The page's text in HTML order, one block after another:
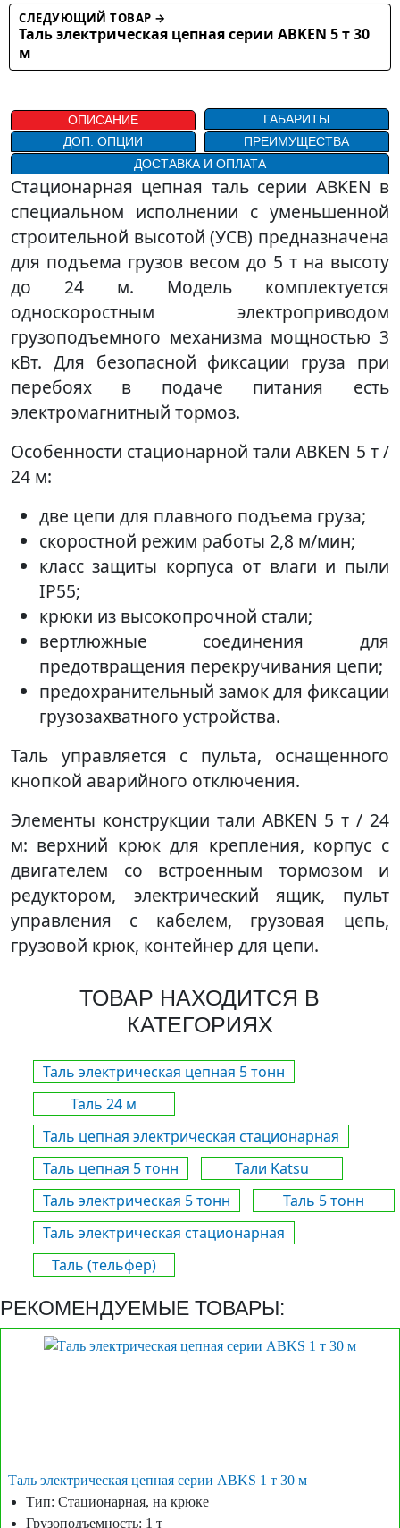
СЛЕДУЮЩИЙ ТОВАР →
Таль электрическая цепная серии ABKEN 5 т 30
м
ОПИСАНИЕ
ГАБАРИТЫ
ДОП. ОПЦИИ
ПРЕИМУЩЕСТВА
ДОСТАВКА И ОПЛАТА
Стационарная цепная таль серии ABKEN в
специальном исполнении с уменьшенной
строительной высотой (УСВ) предназначена
для подъема грузов весом до 5 т на высоту
до 24 м. Модель комплектуется
односкоростным электроприводом
грузоподъемного механизма мощностью 3
кВт. Для безопасной фиксации груза при
перебоях в подаче питания есть
электромагнитный тормоз.
Особенности стационарной тали ABKEN 5 т /
24 м:
две цепи для плавного подъема груза;
скоростной режим работы 2,8 м/мин;
класс защиты корпуса от влаги и пыли
IP55;
крюки из высокопрочной стали;
вертлюжные соединения для
предотвращения перекручивания цепи;
предохранительный замок для фиксации
грузозахватного устройства.
Таль управляется с пульта, оснащенного
кнопкой аварийного отключения.
Элементы конструкции тали ABKEN 5 т / 24
м: верхний крюк для крепления, корпус с
двигателем со встроенным тормозом и
редуктором, электрический ящик, пульт
управления с кабелем, грузовая цепь,
грузовой крюк, контейнер для цепи.
ТОВАР НАХОДИТСЯ В
КАТЕГОРИЯХ
Таль электрическая цепная 5 тонн
Таль 24 м
Таль цепная электрическая стационарная
Таль цепная 5 тонн
Тали Katsu
Таль электрическая 5 тонн
Таль 5 тонн
Таль электрическая стационарная
Таль (тельфер)
РЕКОМЕНДУЕМЫЕ ТОВАРЫ:
Таль электрическая цепная серии ABKS 1 т 30 м
Тип: Стационарная, на крюке
Грузоподъемность: 1 т